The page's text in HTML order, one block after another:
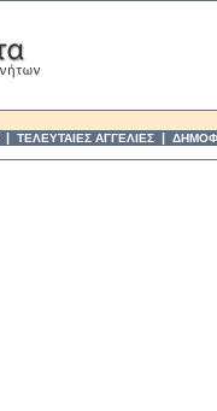
| ΤΕΛΕΥΤΑΙΕΣ ΑΓΓΕΛΙΕΣ |